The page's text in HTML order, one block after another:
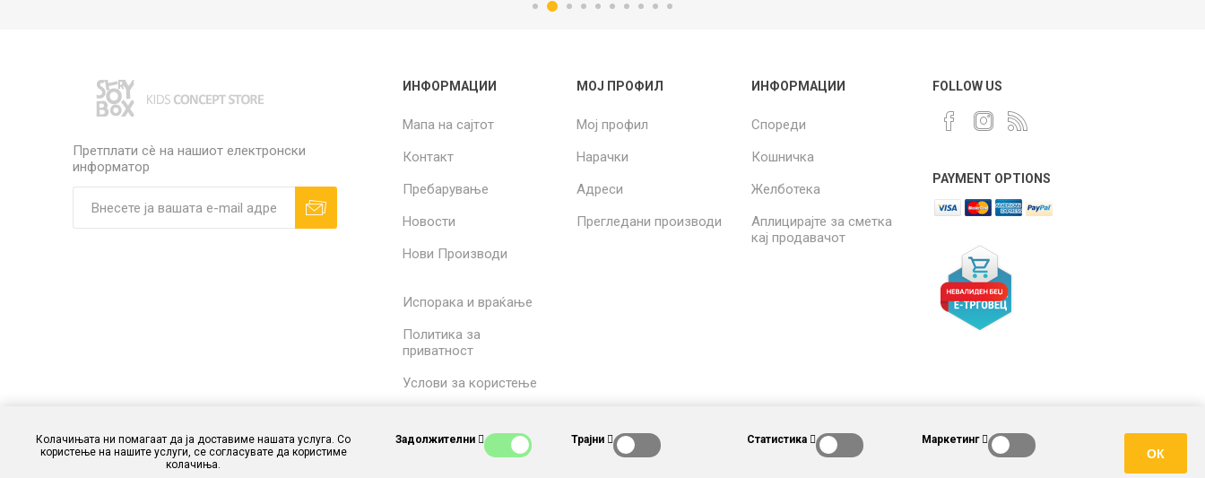
Претплати сè на нашиот електронски
информатор
ИНФОРМАЦИИ
Мапа на сајтот
Контакт
Пребарување
Новости
Нови Производи
Испорака и враќање
Политика за
приватност
Услови за користење
МОЈ ПРОФИЛ
Мој профил
Нарачки
Адреси
Прегледани производи
ИНФОРМАЦИИ
Спореди
Кошничка
Желботека
Аплицирајте за сметка
кај продавачот
FOLLOW US
PAYMENT OPTIONS
Колачињата ни помагаат да ја доставиме нашата услуга. Со
користење на нашите услуги, се согласувате да користиме
колачиња.
Задолжителни Трајни Статистика Маркетинг
ОК